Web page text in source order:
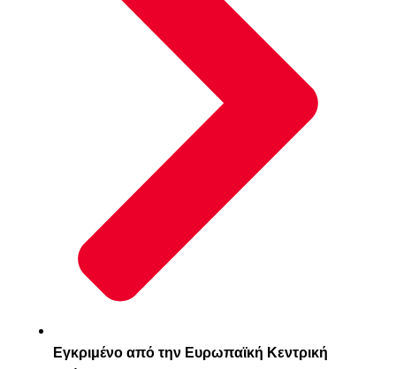
Εγκριμένο από την Ευρωπαϊκή Κεντρική